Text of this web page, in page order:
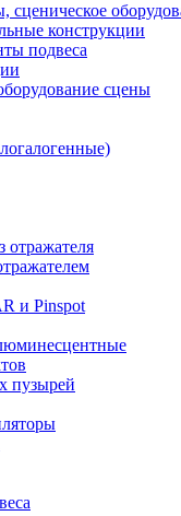
конструкции
подвеса
сцены
отражателя
и Pinspot
пузырей